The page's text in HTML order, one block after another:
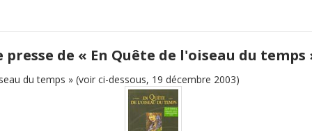
presse de « En Quête de l'oiseau du temps
du temps » (voir ci-dessous, 19 décembre 2003)